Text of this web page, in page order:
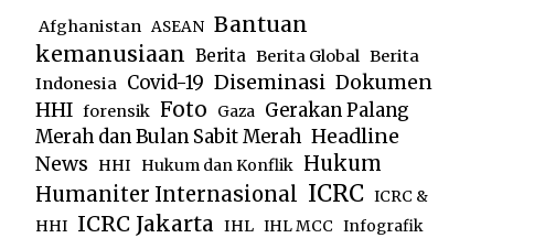
Afghanistan ASEAN Bantuan
kemanusiaan Berita Berita Global Berita
Indonesia Covid-19 Diseminasi Dokumen
HHI forensik Foto Gaza Gerakan Palang
Merah dan Bulan Sabit Merah Headline
News
HHI Hukum dan Konflik Hukum
Humaniter Internasional ICRC ICRC &
HHI ICRC Jakarta IHL IHL MCC Infografik